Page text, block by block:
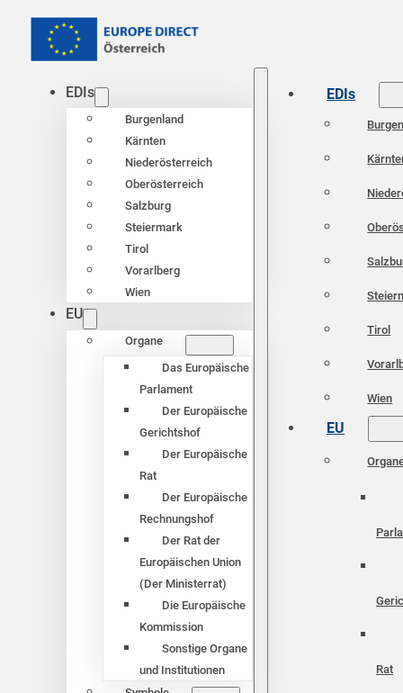
EDIs
Burgenland
Kärnten
Niederösterreich
Oberösterreich
Salzburg
Steiermark
Tirol
Vorarlberg
Wien
EU
Organe
Das Europäische
Parlament
Der Europäische
Gerichtshof
Der Europäische
Rat
Der Europäische
Rechnungshof
Der Rat der
Europäischen Union
(Der Ministerrat)
Die Europäische
Kommission
Sonstige Organe
und Institutionen
EDIs
Tirol
Wien
EU
Rat